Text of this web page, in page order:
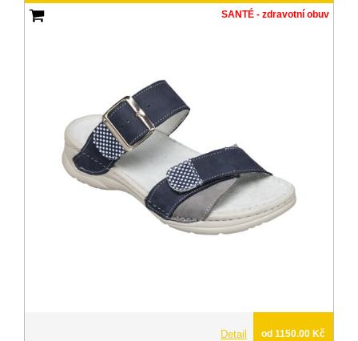
SANTÉ - zdravotní obuv
Detail od 1150.00 Kč